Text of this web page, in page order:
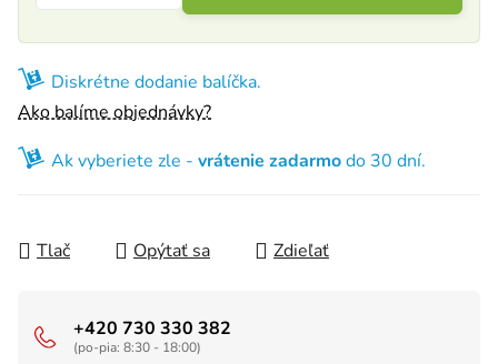
Diskrétne dodanie balíčka.
Ako balíme objednávky?
Ak vyberiete zle - vrátenie zadarmodo 30 dní.
Tlač Opýtať sa Zdieľať
+420 730 330 382
(po-pia: 8:30 - 18:00)